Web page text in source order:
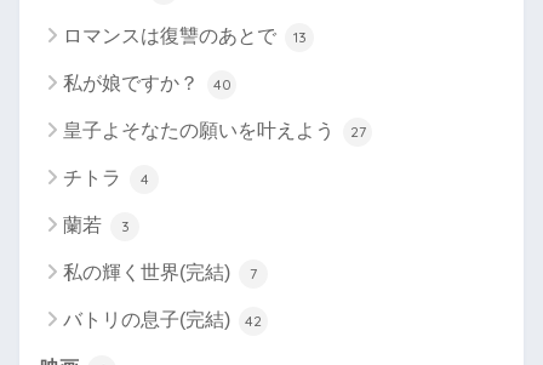
ロマンスは復讐のあとで 13
私が娘ですか？ 40
皇子よそなたの願いを叶えよう 27
チトラ 4
蘭若 3
私の輝く世界(完結) 7
バトリの息子(完結) 42